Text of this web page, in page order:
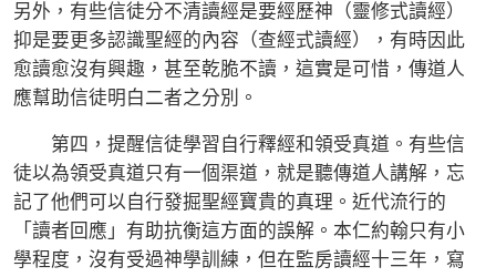
另外，有些信徒分不清讀經是要經歷神（靈修式讀經）
抑是要更多認識聖經的內容（查經式讀經），有時因此
愈讀愈沒有興趣，甚至乾脆不讀，這實是可惜，傳道人
應幫助信徒明白二者之分別。
第四，提醒信徒學習自行釋經和領受真道。有些信
徒以為領受真道只有一個渠道，就是聽傳道人講解，忘
記了他們可以自行發掘聖經寶貴的真理。近代流行的
「讀者回應」有助抗衡這方面的誤解。本仁約翰只有小
學程度，沒有受過神學訓練，但在監房讀經十三年，寫